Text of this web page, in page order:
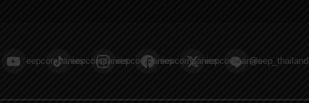
eepcompanieseepcompanieseepcompanieseepcompanieseepcompanies@eep_thailand